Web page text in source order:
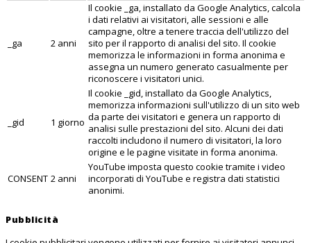
_ga 2 anni
Il cookie _ga, installato da Google Analytics, calcola
i dati relativi ai visitatori, alle sessioni e alle
campagne, oltre a tenere traccia dell'utilizzo del
sito per il rapporto di analisi del sito. Il cookie
memorizza le informazioni in forma anonima e
assegna un numero generato casualmente per
riconoscere i visitatori unici.
_gid 1 giorno
Il cookie _gid, installato da Google Analytics,
memorizza informazioni sull'utilizzo di un sito web
da parte dei visitatori e genera un rapporto di
analisi sulle prestazioni del sito. Alcuni dei dati
raccolti includono il numero di visitatori, la loro
origine e le pagine visitate in forma anonima.
CONSENT 2 anni
YouTube imposta questo cookie tramite i video
incorporati di YouTube e registra dati statistici
anonimi.
Pubblicità